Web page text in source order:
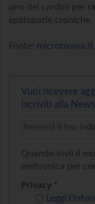
uno dei cardini per
epatopatie croniche.
Fonte: microbioma.it
Vuoi ricevere
Iscriviti alla
Quando invii il
elettronica per
Privacy *
Leggi